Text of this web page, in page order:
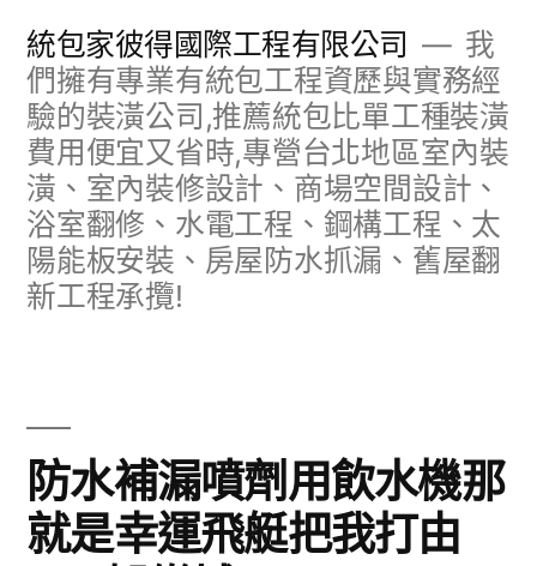
統包家彼得國際工程有限公司
我
們擁有專業有統包工程資歷與實務經
驗的裝潢公司,推薦統包比單工種裝潢
費用便宜又省時,專營台北地區室內裝
潢、室內裝修設計、商場空間設計、
浴室翻修、水電工程、鋼構工程、太
陽能板安裝、房屋防水抓漏、舊屋翻
新工程承攬!
防水補漏噴劑用飲水機那
就是幸運飛艇把我打由